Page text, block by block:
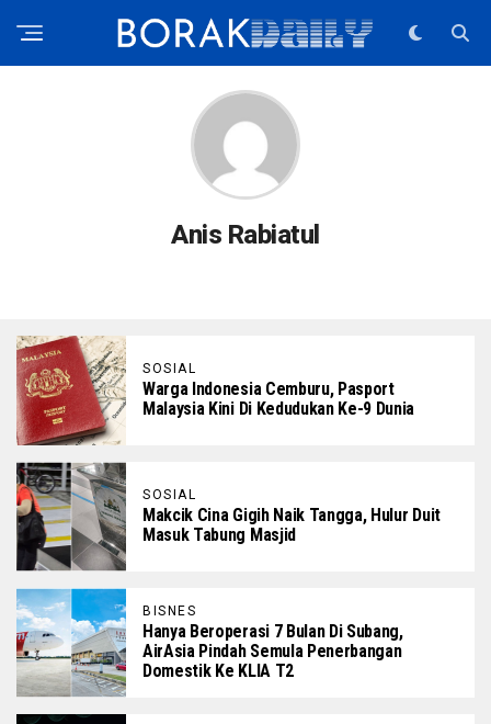
Anis Rabiatul
SOSIAL
Warga Indonesia Cemburu, Pasport
Malaysia Kini Di Kedudukan Ke-9 Dunia
SOSIAL
Makcik Cina Gigih Naik Tangga, Hulur Duit
Masuk Tabung Masjid
BISNES
Hanya Beroperasi 7 Bulan Di Subang,
AirAsia Pindah Semula Penerbangan
Domestik Ke KLIA T2